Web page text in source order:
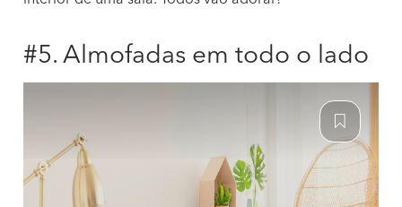
#5. Almofadas em todo o lado